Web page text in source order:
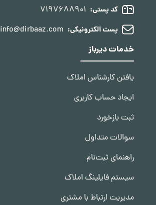
کد پستی: 7197688901
پست الکترونیکی: info@dirbaaz.com
خدمات دیرباز
یافتن کارشناس املاک
ایجاد حساب کاربری
ثبت بازخورد
سوالات متداول
راهنمای ثبت‌نام
سیستم فایلینگ املاک
مدیریت ارتباط با مشتری